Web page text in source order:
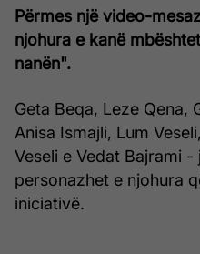
Përmes një video-
njohura e kanë
nanën".
Geta Beqa, Leze Qena,
Anisa Ismajli, Lum
Veseli e Vedat Bajrami -
personazhet e njohura
iniciativë.